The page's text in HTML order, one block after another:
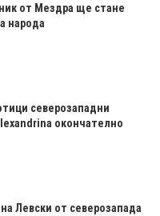
от Мездра ще стане
народа
северозападни
окончателно
Левски от северозапада